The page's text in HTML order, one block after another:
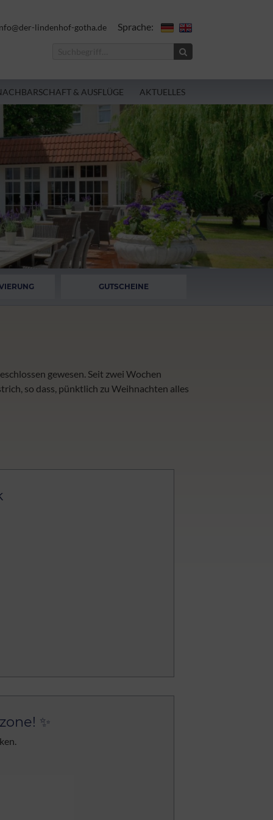
lindenhof-gotha.de Sprache:
& AUSFLÜGE AKTUELLES
GUTSCHEINE
gewesen. Seit zwei Wochen
so dass, pünktlich zu Weihnachten alles
✨